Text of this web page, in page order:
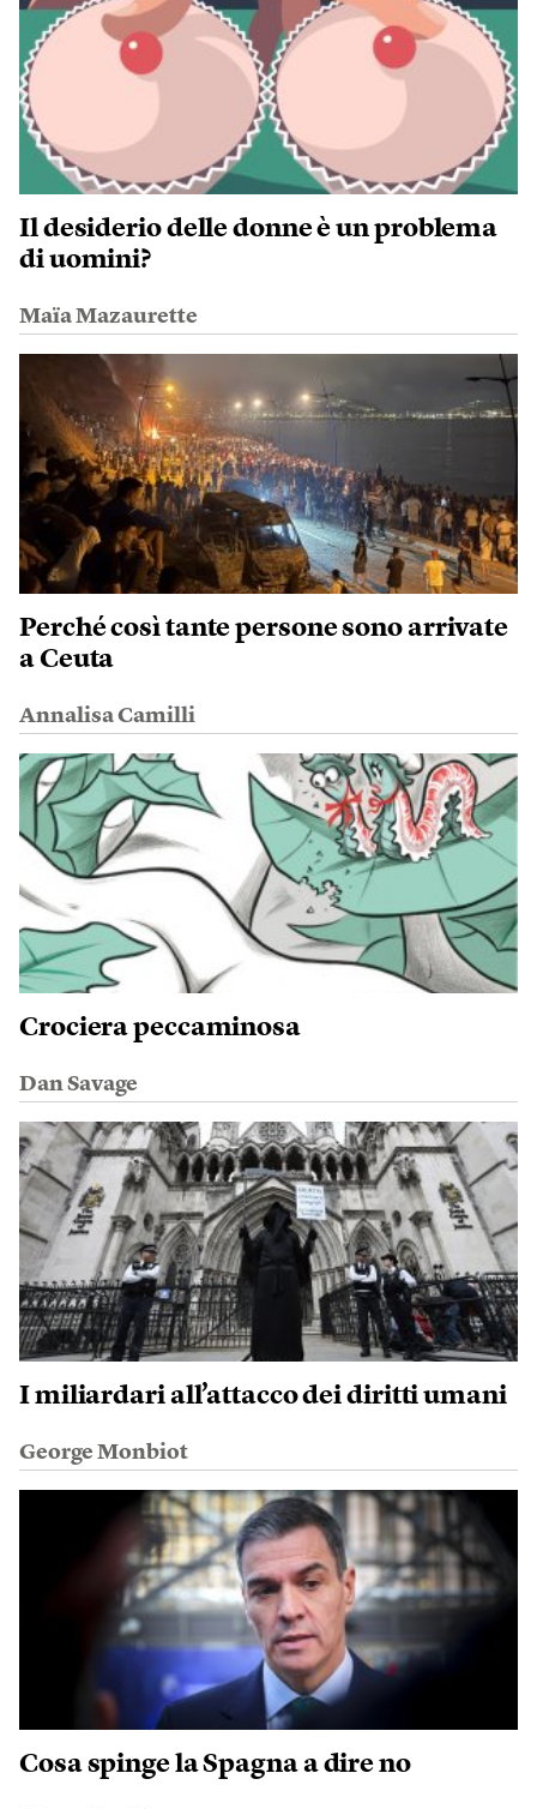
Il desiderio delle donne è un problema
di uomini?
Maïa Mazaurette
Perché così tante persone sono arrivate
a Ceuta
Annalisa Camilli
Crociera peccaminosa
Dan Savage
I miliardari all’attacco dei diritti umani
George Monbiot
Cosa spinge la Spagna a dire no